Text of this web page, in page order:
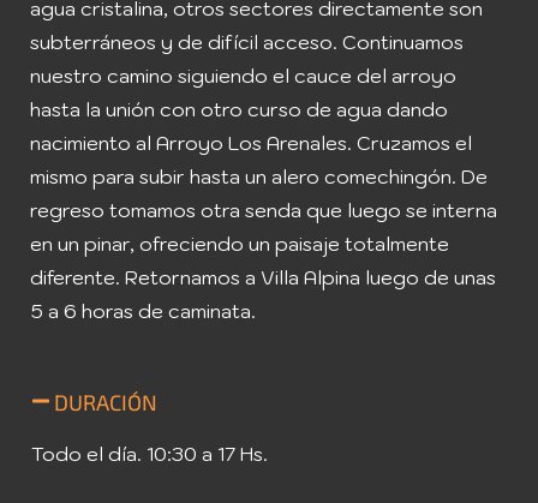
agua cristalina, otros sectores directamente son
subterráneos y de difícil acceso. Continuamos
nuestro camino siguiendo el cauce del arroyo
hasta la unión con otro curso de agua dando
nacimiento al Arroyo Los Arenales. Cruzamos el
mismo para subir hasta un alero comechingón. De
regreso tomamos otra senda que luego se interna
en un pinar, ofreciendo un paisaje totalmente
diferente. Retornamos a Villa Alpina luego de unas
5 a 6 horas de caminata.
DURACIÓN
Todo el día. 10:30 a 17 Hs.